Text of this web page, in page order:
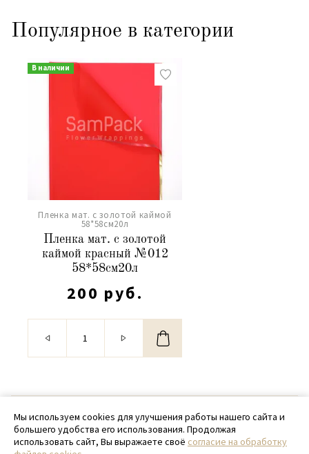
Популярное в категории
В наличии
Пленка мат. с золотой каймой
58*58см20л
Пленка мат. с золотой
каймой красный №012
58*58см20л
200 руб.
© 2020 - 2026 SamPack
+ 7 (918) 699-97-87
Мы используем cookies для улучшения работы нашего сайта и
большего удобства его использования. Продолжая
использовать сайт, Вы выражаете своё согласие на обработку